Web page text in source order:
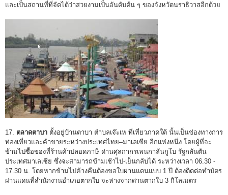
และเป็นสถานที่ที่จัดได้ว่าสวยงามเป็นอันดับต้น ๆ ของจังหวัดนราธิวาสอีกด้วย
17. ตลาดตาบา ตั้งอยู่บ้านตาบา ตำบลเจ๊ะเห ที่เที่ยวภาคใต้ นั้นเป็นช่องทางการ
ท่องเที่ยวและค้าขายระหว่างประเทศไทย–มาเลเซีย อีกแห่งหนึ่ง โดยผู้ที่จะ
ข้ามไปซื้อของที่ร้านค้าปลอดภาษี ด่านศุลกากรเพนกาลันกูโบ รัฐกลันตัน
ประเทศมาเลเซีย ซึ่งจะสามารถข้ามเช้าไป-เย็นกลับได้ ระหว่างเวลา 06.30 -
17.30 น. โดยหากข้ามไปค้างคืนต้องขอใบผ่านแดนแบบ 1 ปี ต้องติดต่อทำบัตร
ผ่านแดนที่สำนักงานอำเภอตากใบ จะห่างจากด่านตากใบ 3 กิโลเมตร